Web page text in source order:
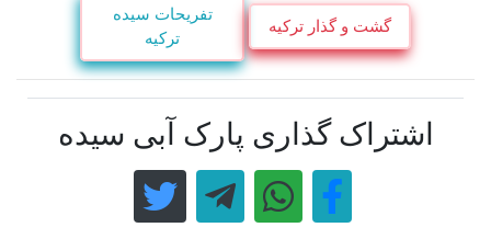
گشت و گذار ترکیه
تفریحات سیده
ترکیه
اشتراک گذاری پارک آبی سیده